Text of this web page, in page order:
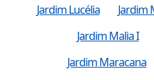
Jardim Lucélia
Jardim
Jardim Malia I
Jardim Maracana